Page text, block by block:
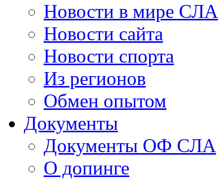
Новости в мире СЛА
Новости сайта
Новости спорта
Из регионов
Обмен опытом
Документы
Документы ОФ СЛА
О допинге